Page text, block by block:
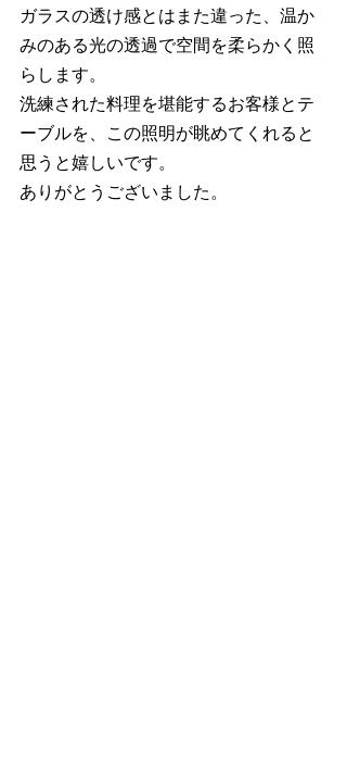
ガラスの透け感とはまた違った、温か
みのある光の透過で空間を柔らかく照
らします。
洗練された料理を堪能するお客様とテ
ーブルを、この照明が眺めてくれると
思うと嬉しいです。
ありがとうございました。